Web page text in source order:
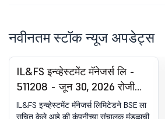
नवीनतम स्टॉक न्यूज अपडेट्स
IL&FS इन्व्हेस्टमेंट मॅनेजर्स लि -
511208 - जून 30, 2026 रोजी
समाप्त झालेल्या तिमाहीसाठी कंपनीचे
IL&FS इन्व्हेस्टमेंट मॅनेजर्स लिमिटेडने BSE ला
सूचित केले आहे की कंपनीच्या संचालक मंडळाची